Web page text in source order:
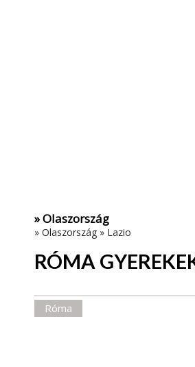
» Olaszország
» Olaszország » Lazio
RÓMA
Róma